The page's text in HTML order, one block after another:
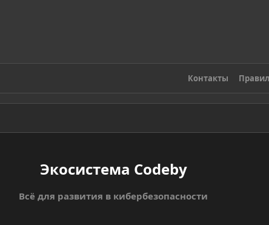
Контакты
Экосистема Codeby
Всё для развития в кибербезопасности